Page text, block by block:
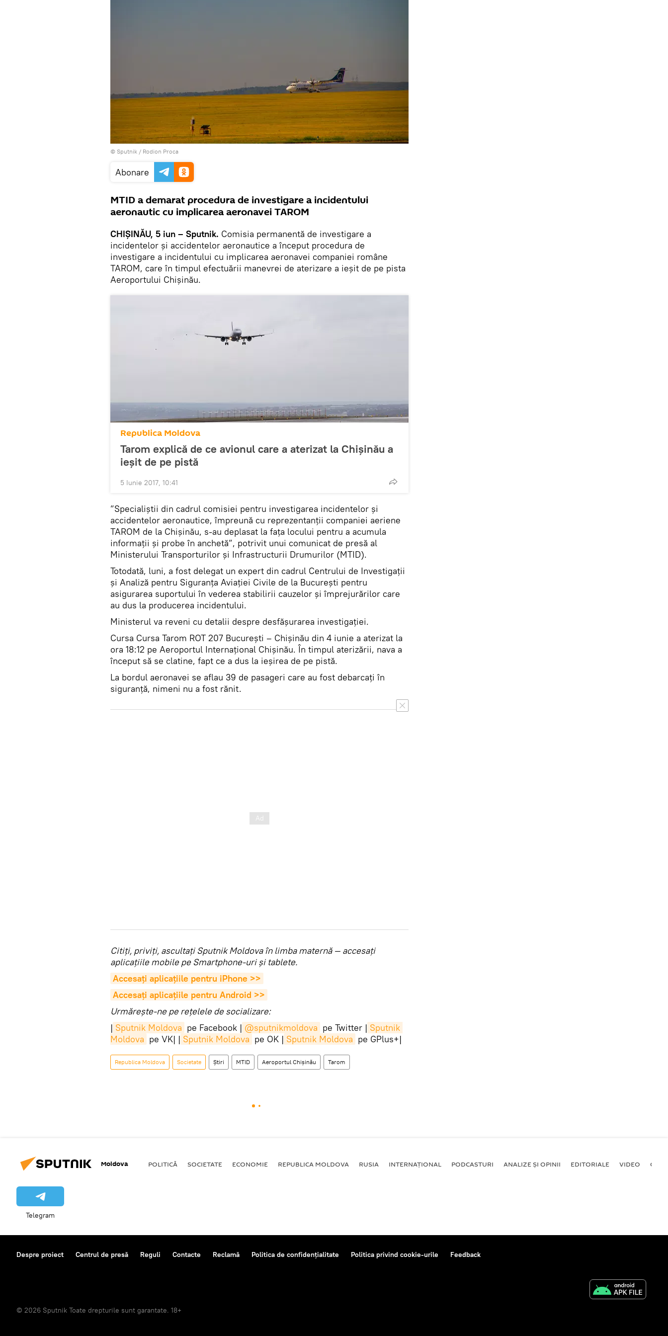
© Sputnik / Rodion Proca
Abonare
MTID a demarat procedura de investigare a incidentului
aeronautic cu implicarea aeronavei TAROM
CHIȘINĂU, 5 iun – Sputnik. Comisia permanentă de investigare a
incidentelor și accidentelor aeronautice a început procedura de
investigare a incidentului cu implicarea aeronavei companiei române
TAROM, care în timpul efectuării manevrei de aterizare a ieșit de pe pista
Aeroportului Chișinău.
Republica Moldova
Tarom explică de ce avionul care a aterizat la Chișinău a
ieșit de pe pistă
5 Iunie 2017, 10:41
”Specialiștii din cadrul comisiei pentru investigarea incidentelor și
accidentelor aeronautice, împreună cu reprezentanții companiei aeriene
TAROM de la Chișinău, s-au deplasat la fața locului pentru a acumula
informații și probe în anchetă”, potrivit unui comunicat de presă al
Ministerului Transporturilor și Infrastructurii Drumurilor (MTID).
Totodată, luni, a fost delegat un expert din cadrul Centrului de Investigații
și Analiză pentru Siguranța Aviației Civile de la București pentru
asigurarea suportului în vederea stabilirii cauzelor și împrejurărilor care
au dus la producerea incidentului.
Ministerul va reveni cu detalii despre desfășurarea investigației.
Cursa Cursa Tarom ROT 207 București – Chișinău din 4 iunie a aterizat la
ora 18:12 pe Aeroportul Internațional Chișinău. În timpul aterizării, nava a
început să se clatine, fapt ce a dus la ieșirea de pe pistă.
La bordul aeronavei se aflau 39 de pasageri care au fost debarcați în
siguranță, nimeni nu a fost rănit.
Citiţi, priviţi, ascultaţi Sputnik Moldova în limba maternă — accesaţi
aplicaţiile mobile pe Smartphone-uri şi tablete.
Accesaţi aplicaţiile pentru iPhone >>
Accesaţi aplicaţiile pentru Android >>
Urmărește-ne pe rețelele de socializare:
| Sputnik Moldova pe Facebook | @sputnikmoldova pe Twitter | Sputnik
Moldova pe VK| | Sputnik Moldova pe OK | Sputnik Moldova pe GPlus+|
Republica Moldova Societate Știri MTID Aeroportul Chişinău Tarom
Moldova POLITICĂ SOCIETATE ECONOMIE REPUBLICA MOLDOVA RUSIA INTERNAȚIONAL PODCASTURI ANALIZE ȘI OPINII EDITORIALE VIDEO
Telegram
Despre proiect Centrul de presă Reguli Contacte Reclamă Politica de confidențialitate Politica privind cookie-urile Feedback
© 2026 Sputnik Toate drepturile sunt garantate. 18+